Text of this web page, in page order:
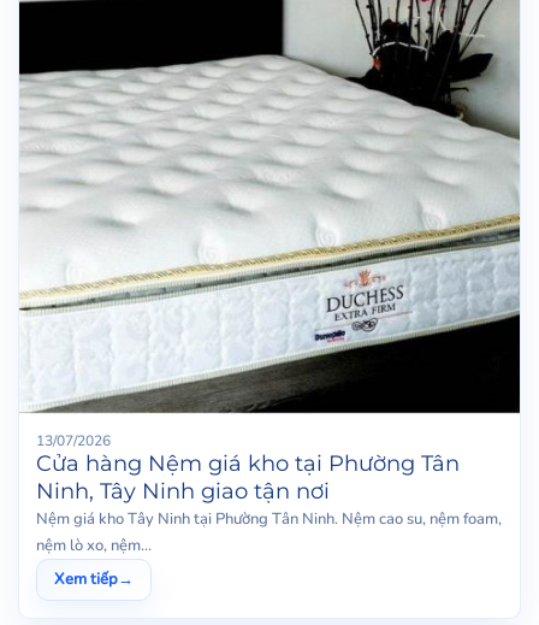
13/07/2026
Cửa hàng Nệm giá kho tại Phường Tân
Ninh, Tây Ninh giao tận nơi
Nệm giá kho Tây Ninh tại Phường Tân Ninh. Nệm cao su, nệm foam,
nệm lò xo, nệm...
Xem tiếp→